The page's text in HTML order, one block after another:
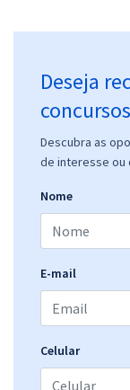
Deseja
Descubra as
de interesse ou
Nome
E-mail
Celular